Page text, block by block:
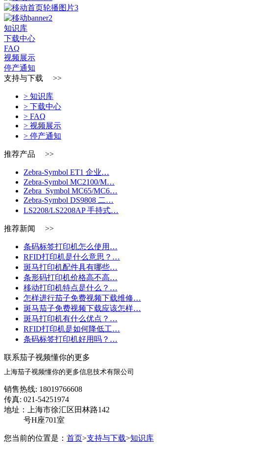
知识库
下载中心
FAQ
视频展示
停产通知
支持与下载 >>
> 知识库
> 下载中心
> FAQ
> 视频展示
> 停产通知
推荐产品 >>
Zebra-Symbol ET1 企业…
Zebra-Symbol MC2100/M…
Zebra_Symbol MC65/MC6…
Zebra-Symbol DS9808 二…
LS2208/LS2208AP 手持式…
推荐新闻 >>
条码标签打印机怎么使用…
RFID打印机是什么意思？…
斑马打印机配件具有哪些…
条形码打印机价格高不高…
移动打印机特点是什么？…
怎样进行茄子免费视频下载维修…
斑马茄子免费视频下载应该怎样…
斑马打印机有什么优点？…
RFID打印机是如何降低工…
条码标签打印机好用吗？…
联系茄子视频懂你的更多
上海茄子视频懂你的更多信息技术有限公司
销售热线: 18019766608
传真: 021-54251974
地址：上海市徐汇区田林路142
号H座701室
您当前的位置是： 首页>支持与下载>知识库